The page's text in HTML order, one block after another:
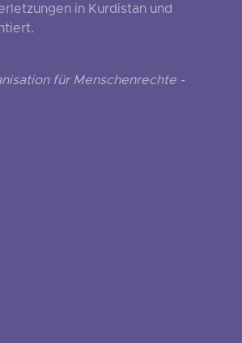
in Kurdistan und
für Menschenrechte -